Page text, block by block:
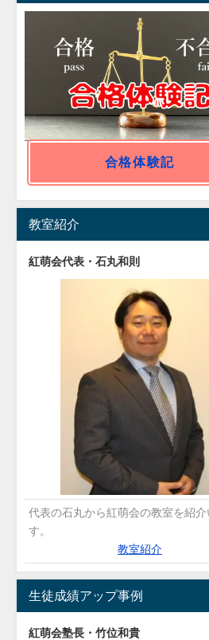
合格体験記
教室紹介
紅萌会代表・石丸和則
代表の石丸から紅萌会の教室を紹介
す。
教室紹介
生徒成績アップ事例
紅萌会塾長・竹位和貴